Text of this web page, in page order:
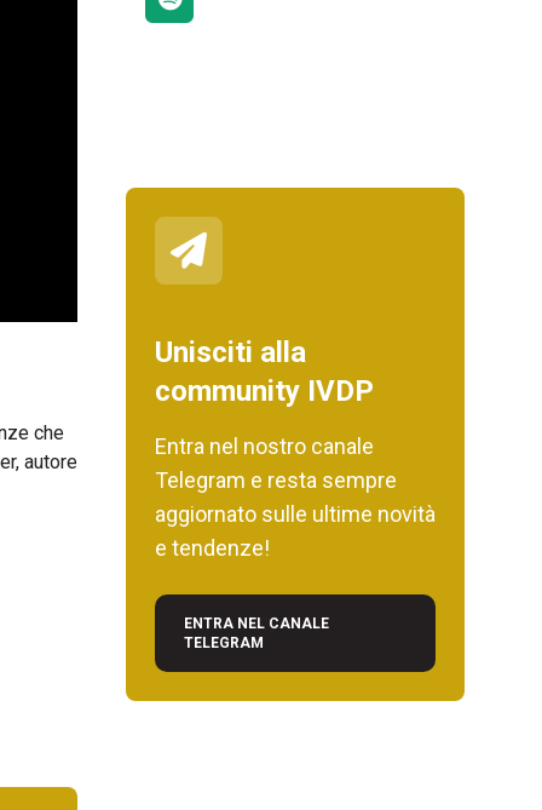
che
autore
Unisciti alla
community IVDP
Entra nel nostro canale
Telegram e resta sempre
aggiornato sulle ultime novità
e tendenze!
ENTRA NEL CANALE
TELEGRAM